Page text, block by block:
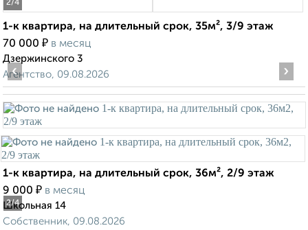
2/4
1-к квартира, на длительный срок, 35м², 3/9 этаж
70 000 ₽ в месяц
Дзержинского 3
Агентство, 09.08.2026
2/4
‹ ›
1-к квартира, на длительный срок, 36м², 2/9 этаж
9 000 ₽ в месяц
Школьная 14
Собственник, 09.08.2026